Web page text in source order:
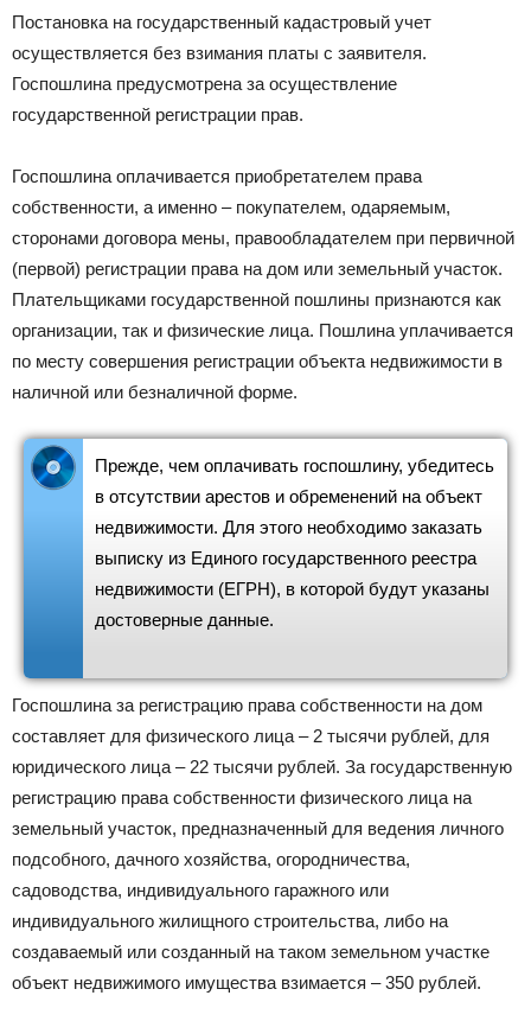
Постановка на государственный кадастровый учет
осуществляется без взимания платы с заявителя.
Госпошлина предусмотрена за осуществление
государственной регистрации прав.
Госпошлина оплачивается приобретателем права
собственности, а именно – покупателем, одаряемым,
сторонами договора мены, правообладателем при первичной
(первой) регистрации права на дом или земельный участок.
Плательщиками государственной пошлины признаются как
организации, так и физические лица. Пошлина уплачивается
по месту совершения регистрации объекта недвижимости в
наличной или безналичной форме.
Прежде, чем оплачивать госпошлину, убедитесь
в отсутствии арестов и обременений на объект
недвижимости. Для этого необходимо заказать
выписку из Единого государственного реестра
недвижимости (ЕГРН), в которой будут указаны
достоверные данные.
Госпошлина за регистрацию права собственности на дом
составляет для физического лица – 2 тысячи рублей, для
юридического лица – 22 тысячи рублей. За государственную
регистрацию права собственности физического лица на
земельный участок, предназначенный для ведения личного
подсобного, дачного хозяйства, огородничества,
садоводства, индивидуального гаражного или
индивидуального жилищного строительства, либо на
создаваемый или созданный на таком земельном участке
объект недвижимого имущества взимается – 350 рублей.